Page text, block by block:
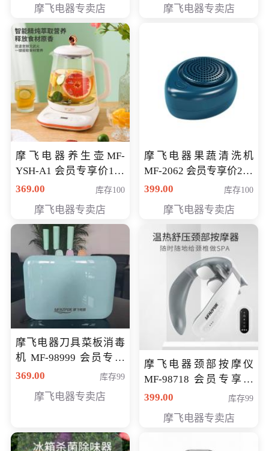
摩飞电器专卖店 摩飞电器专卖店
摩飞电器养生壶MF-
YSH-A1 会员专享价198
元
369.00 库存100
摩飞电器专卖店
摩飞电器果蔬清洗机
MF-2062 会员专享价268
元
399.00 库存100
摩飞电器专卖店
摩飞电器刀具菜板消毒
机 MF-98999 会员专享
价286元
369.00 库存99
摩飞电器专卖店
摩飞电器颈部按摩仪
MF-98718 会员专享价
299元
399.00 库存99
摩飞电器专卖店